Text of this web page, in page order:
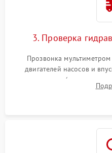
3. Проверка
Прозвонка
двигателей насосов и
прессостата (датчика
концевика дверцы и